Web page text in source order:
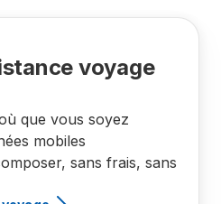
voyage
que vous soyez
mobiles
sans frais, sans